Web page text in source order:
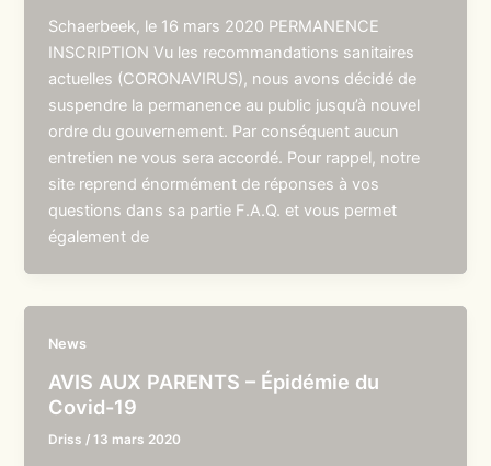
Schaerbeek, le 16 mars 2020 PERMANENCE
INSCRIPTION Vu les recommandations sanitaires
actuelles (CORONAVIRUS), nous avons décidé de
suspendre la permanence au public jusqu’à nouvel
ordre du gouvernement. Par conséquent aucun
entretien ne vous sera accordé. Pour rappel, notre
site reprend énormément de réponses à vos
questions dans sa partie F.A.Q. et vous permet
également de
News
AVIS AUX PARENTS – Épidémie du
Covid-19
Driss /13 mars 2020